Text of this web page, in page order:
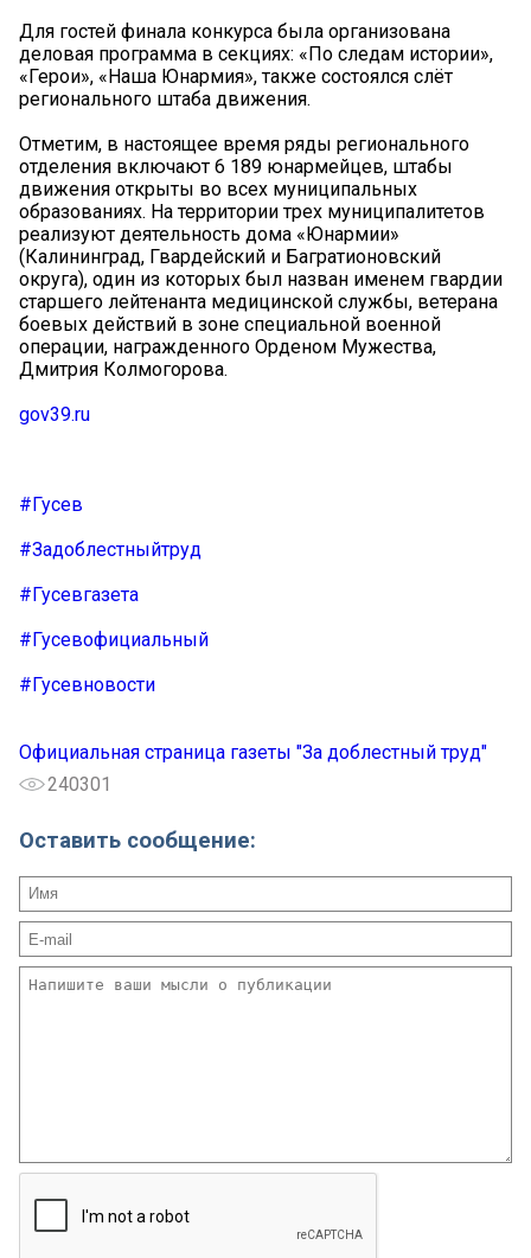
Для гостей финала конкурса была организована
деловая программа в секциях: «По следам истории»,
«Герои», «Наша Юнармия», также состоялся слёт
регионального штаба движения.
Отметим, в настоящее время ряды регионального
отделения включают 6 189 юнармейцев, штабы
движения открыты во всех муниципальных
образованиях. На территории трех муниципалитетов
реализуют деятельность дома «Юнармии»
(Калининград, Гвардейский и Багратионовский
округа), один из которых был назван именем гвардии
старшего лейтенанта медицинской службы, ветерана
боевых действий в зоне специальной военной
операции, награжденного Орденом Мужества,
Дмитрия Колмогорова.
gov39.ru
#Гусев
#Задоблестныйтруд
#Гусевгазета
#Гусевофициальный
#Гусевновости
Официальная страница газеты "За доблестный труд"
240301
Оставить сообщение: